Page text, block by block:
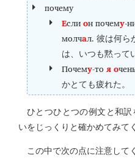
почему
Еслион почему-
молчал. 彼は何ら
は、いつも黙って
Почему-то яо
かとても疲れた。
ひとつひとつの例文と和
いをじっくりと確かめてみて
この中で次の点に注意して